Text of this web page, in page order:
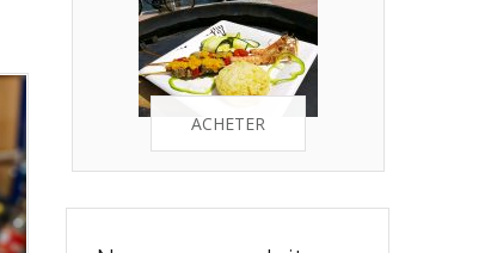
ACHETER